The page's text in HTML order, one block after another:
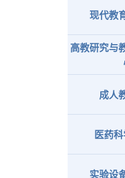
现代教
高教研究与
成人
医药
实验设